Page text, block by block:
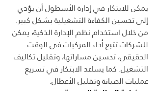
يمكن للابتكار في إدارة الأسطول أن يؤدي
إلى تحسين الكفاءة التشغيلية بشكل كبير.
من خلال استخدام نظم الإدارة الذكية، يمكن
للشركات تتبع أداء المركبات في الوقت
الحقيقي، تحسين مساراتها، وتقليل تكاليف
التشغيل. كما يساعد الابتكار في تسريع
عمليات الصيانة وتقليل الأعطال.